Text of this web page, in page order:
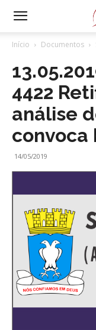
Início Documentos
4422
análise
convoca
14/05/2019